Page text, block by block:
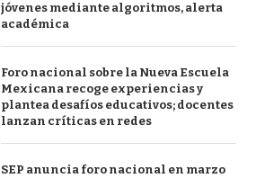
jóvenes mediante algoritmos, alerta
académica
Foro nacional sobre la Nueva Escuela
Mexicana recoge experiencias y
plantea desafíos educativos; docentes
lanzan críticas en redes
SEP anuncia foro nacional en marzo